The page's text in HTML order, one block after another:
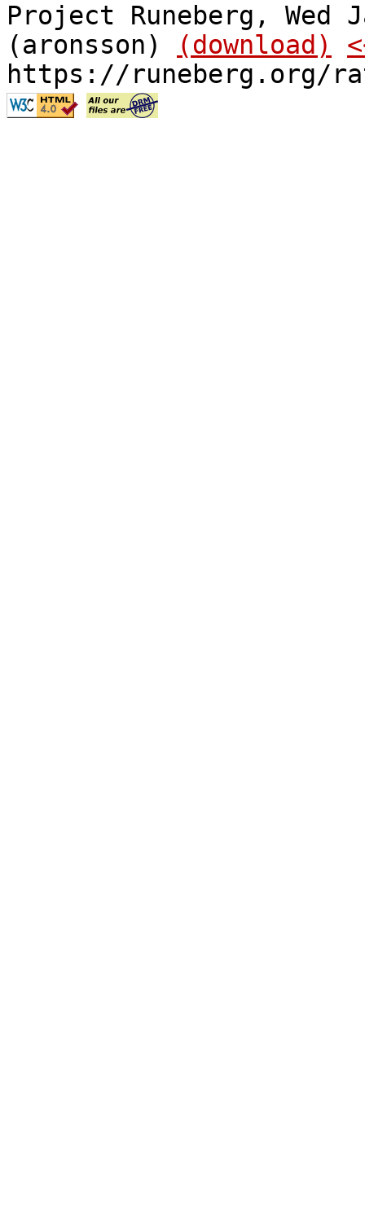
Project Runeberg, Wed
(aronsson)
(download)
https://runeberg.org/